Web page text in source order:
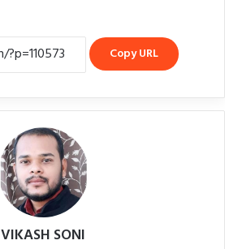
Copy URL
VIKASH SONI